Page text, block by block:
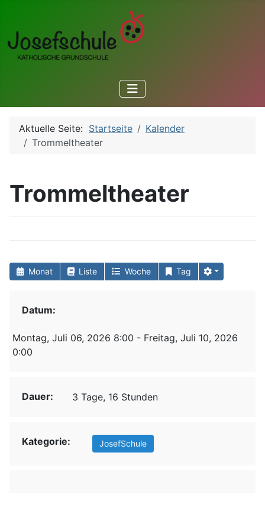
Aktuelle Seite: Startseite
Kalender
Trommeltheater
Trommeltheater
Monat Liste Woche Tag
Datum:
Montag, Juli 06, 2026 8:00 - Freitag, Juli 10, 2026
0:00
Dauer: 3 Tage, 16 Stunden
Kategorie: JosefSchule